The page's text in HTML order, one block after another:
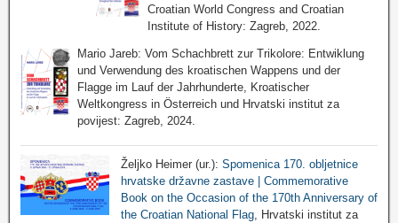
Croatian World Congress and Croatian
Institute of History: Zagreb, 2022.
Mario Jareb: Vom Schachbrett zur Trikolore: Entwiklung
und Verwendung des kroatischen Wappens und der
Flagge im Lauf der Jahrhunderte, Kroatischer
Weltkongress in Österreich und Hrvatski institut za
povijest: Zagreb, 2024.
Željko Heimer (ur.): Spomenica 170. obljetnice
hrvatske državne zastave | Commemorative
Book on the Occasion of the 170th Anniversary of
the Croatian National Flag, Hrvatski institut za